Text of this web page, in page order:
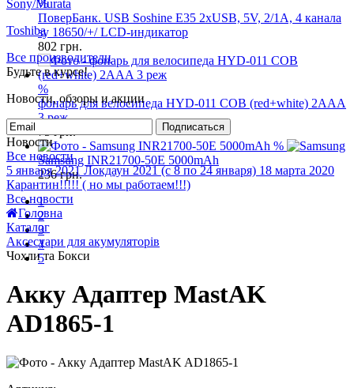
%
ПоверБанк. USB Soshine E35 2xUSB, 5V, 2/1A, 4 канала
зу 18650/+/ LCD-индикатор
802грн.
%
фонарь для велосипеда HYD-011 COB (red+white) 2AAA
75грн.
Samsung INR21700-50E 5000mAh
236грн.
1
2
3
4
SINOWATT
Sony/Murata
Toshiba
Все производители
Будьте в курсе!
Новости, обзоры и акции
Подписаться
Новости
Все новости
5 января 2021
Карантин!!!!! ( но мы работаем!!!)
Все новости
Головна
Аксесуари для акумуляторів
Чохли та Бокси
Акку Адаптер MastAK
AD1865-1